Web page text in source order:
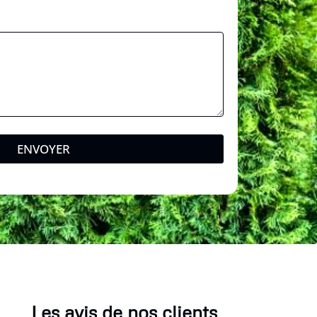
ENVOYER
Les avis de nos clients